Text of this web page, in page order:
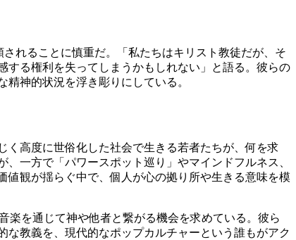
れることに慎重だ。「私たちはキリスト教徒だが、そ
する権利を失ってしまうかもしれない」と語る。彼らの
神的状況を浮き彫りにしている。
高度に世俗化した社会で生きる若者たちが、何を求
一方で「パワースポット巡り」やマインドフルネス、
観が揺らぐ中で、個人が心の拠り所や生きる意味を模
楽を通じて神や他者と繋がる機会を求めている。彼ら
教義を、現代的なポップカルチャーという誰もがアク